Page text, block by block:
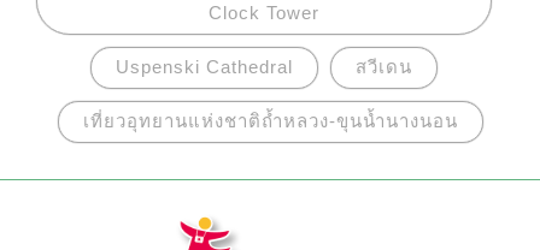
Clock Tower
Uspenski Cathedral สวีเดน
เที่ยวอุทยานแห่งชาติถ้ำหลวง-ขุนน้ำนางนอน